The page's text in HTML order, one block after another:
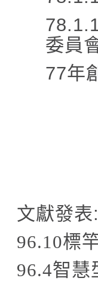
委員
77年
文獻發表:
96.10標
96.4智慧